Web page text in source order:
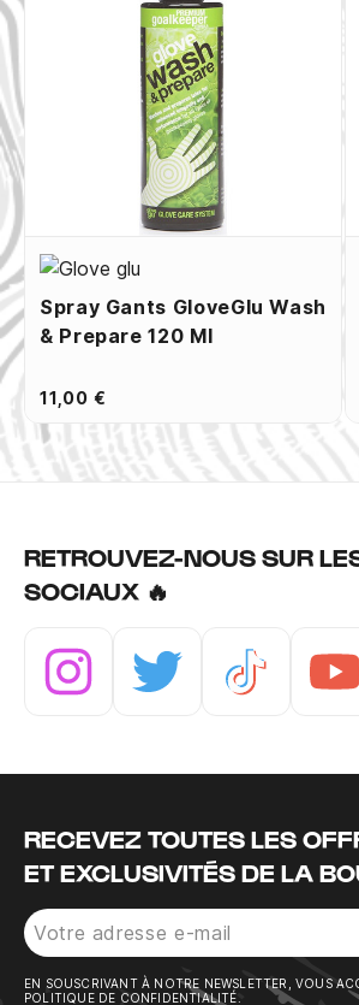
Spray Gants GloveGlu Wash
& Prepare 120 Ml
11,00 €
RETROUVEZ-NOUS SUR
SOCIAUX 🔥
RECEVEZ TOUTES LES
ET EXCLUSIVITÉS DE LA
EN SOUSCRIVANT À NOTRE NEWSLETTER, VOUS
POLITIQUE DE CONFIDENTIALITÉ.